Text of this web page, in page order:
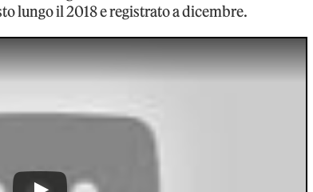
lungo il 2018 e registrato a dicembre.